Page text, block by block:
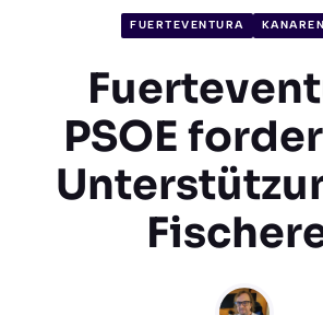
FUERTEVENTURA
PSOE